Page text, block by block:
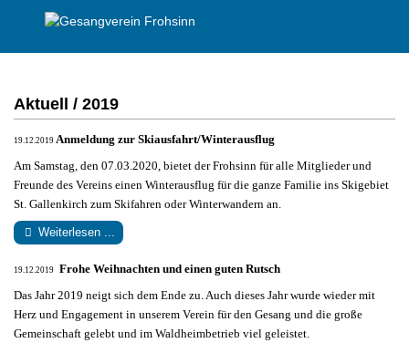
Aktuell / 2019
19.12.2019 Anmeldung zur Skiausfahrt/Winterausflug
Am Samstag, den 07.03.2020, bietet der Frohsinn für alle Mitglieder und
Freunde des Vereins einen Winterausflug für die ganze Familie ins Skigebiet
St. Gallenkirch zum Skifahren oder Winterwandern an.
Weiterlesen ...
19.12.2019 Frohe Weihnachten und einen guten Rutsch
Das Jahr 2019 neigt sich dem Ende zu. Auch dieses Jahr wurde wieder mit
Herz und Engagement in unserem Verein für den Gesang und die große
Gemeinschaft gelebt und im Waldheimbetrieb viel geleistet.